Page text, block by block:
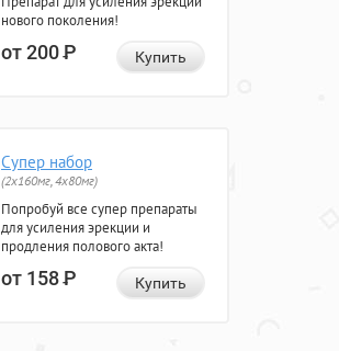
нового поколения!
от 200Р Купить
Супер набор
(2х160мг, 4х80мг)
Попробуй все супер препараты
для усиления эрекции и
продления полового акта!
от 158Р Купить